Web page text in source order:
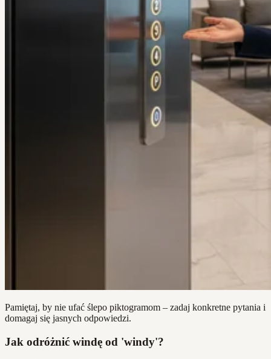
Pamiętaj, by nie ufać ślepo piktogramom – zadaj konkretne pytania i
domagaj się jasnych odpowiedzi.
Jak odróżnić windę od 'windy'?